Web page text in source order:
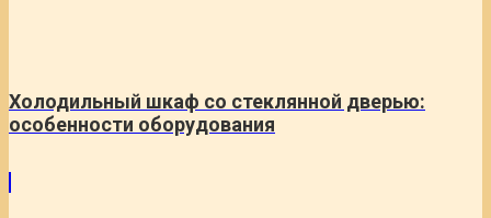
Холодильный шкаф со стеклянной дверью:
особенности оборудования